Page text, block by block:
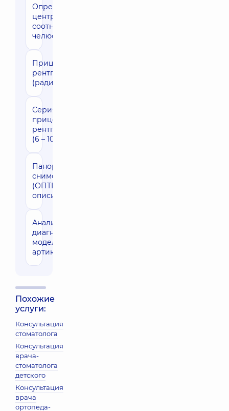
Определение
центрального
соотношения
челюстей
Прицельная
рентгенография
(радиовизиограф)
Серия
прицельных
рентгенограмм
(6 – 10 снимков)
Панорамный
снимок
(ОПТГ) (без
описи)
Анализ
диагностических
моделей в
артикуляторе
Похожие
услуги:
Консультация
стоматолога
Консультация
врача-
стоматолога
детского
Консультация
врача
ортопеда-